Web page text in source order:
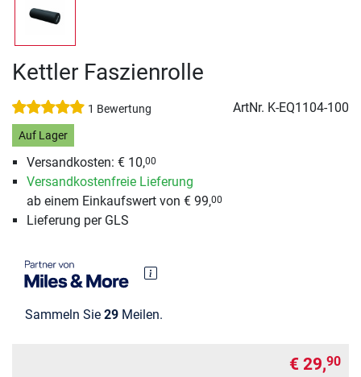
Kettler Faszienrolle
1 Bewertung ArtNr. K-EQ1104-100
Auf Lager
Versandkosten: € 10,00
Versandkostenfreie Lieferung
ab einem Einkaufswert von € 99,00
Lieferung per GLS
Sammeln Sie 29 Meilen.
€ 29,90